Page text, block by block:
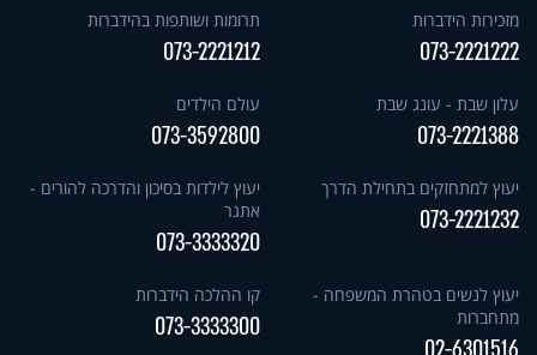
מזכירות הידברות
073-2221222
תרומות ושותפות בהידברות
073-2221212
עלון שבת - עונג שבת
073-2221388
עולם הילדים
073-3592800
יעוץ למתחזקים בתחילת הדרך
073-2221232
יעוץ לילדות בסיכון והדרכה להורים -
אתגר
073-3333320
יעוץ לנשים בטהרת המשפחה -
מתחברות
קו ההלכה הידברות
073-3333300